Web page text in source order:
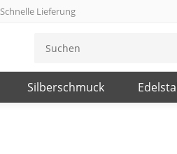
Schnelle Lieferung
Silberschmuck